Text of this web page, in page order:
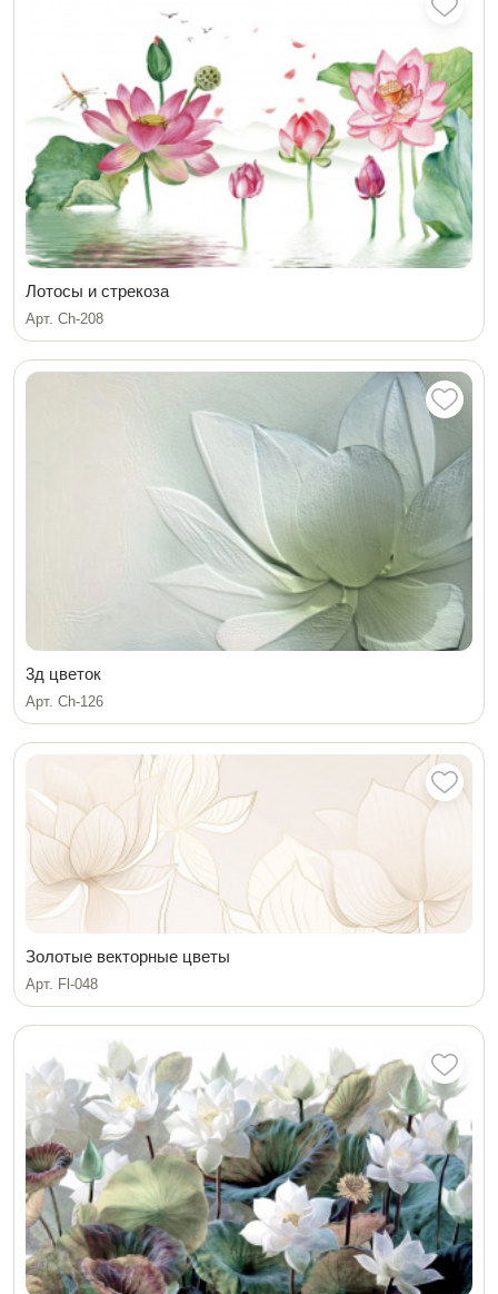
Лотосы и стрекоза
Арт. Ch-208
3д цветок
Арт. Ch-126
Золотые векторные цветы
Арт. Fl-048